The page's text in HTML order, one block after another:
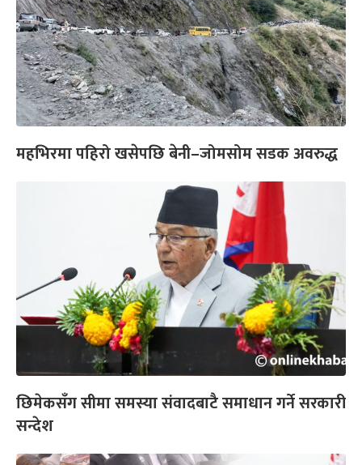
महभिरमा पहिरो खसेपछि बेनी–जोमसोम सडक अवरुद्ध
छिमेकसँग सीमा समस्या संवादबाटै समाधान गर्ने सरकारी
सन्देश